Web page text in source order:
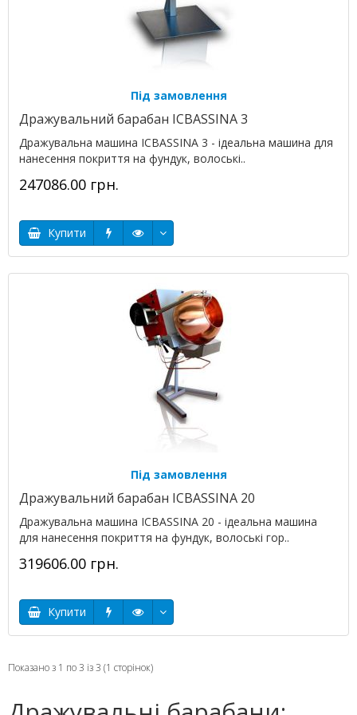
Під замовлення
Дражувальний барабан ICBASSINA 3
Дражувальна машина ICBASSINA 3 - ідеальна машина для
нанесення покриття на фундук, волоські..
247086.00 грн.
Купити
Під замовлення
Дражувальний барабан ICBASSINA 20
Дражувальна машина ICBASSINA 20 - ідеальна машина
для нанесення покриття на фундук, волоські гор..
319606.00 грн.
Купити
Показано з 1 по 3 із 3 (1 сторінок)